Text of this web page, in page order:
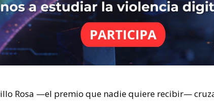
Rosa —el premio que nadie quiere recibir—